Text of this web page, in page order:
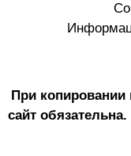
При копировании
сайт обязательна.